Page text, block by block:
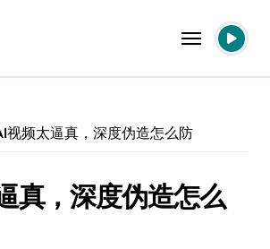
视频太逼真，深度伪造怎么防
真，深度伪造怎么